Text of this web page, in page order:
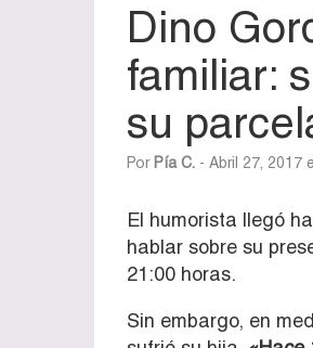
Dino
familiar:
su
Por Pía C. - Abril 27, 2017
El humorista llegó
hablar sobre su
21:00 horas.
Sin embargo, en